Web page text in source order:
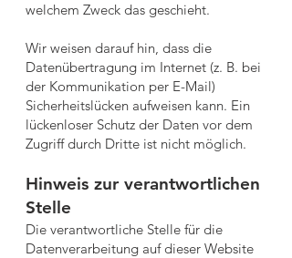
welchem Zweck das geschieht.
Wir weisen darauf hin, dass die
Datenübertragung im Internet (z. B. bei
der Kommunikation per E-Mail)
Sicherheitslücken aufweisen kann. Ein
lückenloser Schutz der Daten vor dem
Zugriff durch Dritte ist nicht möglich.
Hinweis zur verantwortlichen
Stelle
Die verantwortliche Stelle für die
Datenverarbeitung auf dieser Website